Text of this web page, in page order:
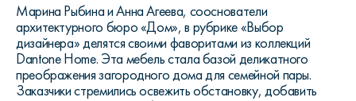
Марина Рыбина и Анна Агеева, сооснователи
архитектурного бюро «Дом», в рубрике «Выбор
дизайнера» делятся своими фаворитами из коллекций
Dantone Home. Эта мебель стала базой деликатного
преображения загородного дома для семейной пары.
Заказчики стремились освежить обстановку, добавить